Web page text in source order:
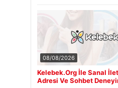
08/08/2026
Kelebek.Org İle Sanal
Adresi Ve Sohbet